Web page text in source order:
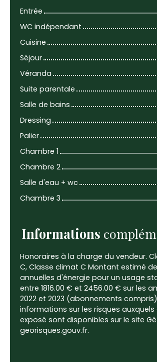
Entrée
WC indépendant
Cuisine
Séjour
Véranda
Suite parentale
Salle de bains
Dressing
Palier
Chambre 1
Chambre 2
Salle d'eau + wc
Chambre 3
Informations
Honoraires à la charge du vendeur.
C, Classe climat C Montant estimé
annuelles d'énergie pour un usage
entre 1816.00 € et 2456.00 € sur les
2022 et 2023 (abonnements
informations sur les risques auxquels
exposé sont disponibles sur le site
georisques.gouv.fr.